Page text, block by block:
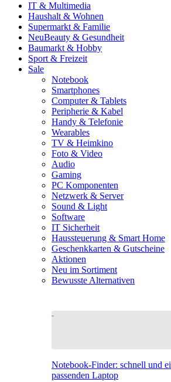
IT & Multimedia
Haushalt & Wohnen
Supermarkt & Familie
NeuBeauty & Gesundheit
Baumarkt & Hobby
Sport & Freizeit
Sale
Notebook
Smartphones
Computer & Tablets
Peripherie & Kabel
Handy & Telefonie
Wearables
TV & Heimkino
Foto & Video
Audio
Gaming
PC Komponenten
Netzwerk & Server
Sound & Light
Software
IT Sicherheit
Haussteuerung & Smart Home
Geschenkkarten & Gutscheine
Aktionen
Neu im Sortiment
Bewusste Alternativen
Notebook-Finder: schnell und
passenden Laptop